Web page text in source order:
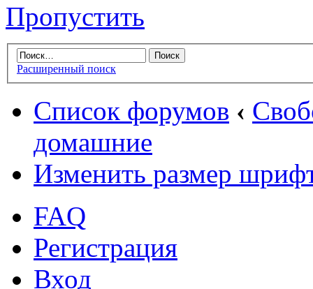
Пропустить
Расширенный поиск
Список форумов ‹
домашние
Изменить размер
FAQ
Регистрация
Вход